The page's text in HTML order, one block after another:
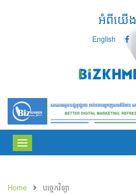
អំពីយើង
English
Toggle
navigation
Home បច្ចេកវិទ្យា